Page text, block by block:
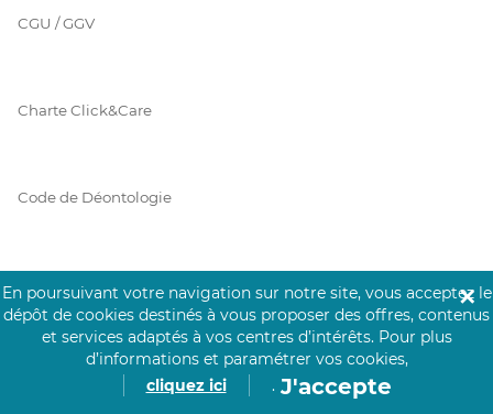
CGU / GGV
Charte Click&Care
Code de Déontologie
Mentions Légales
Prérequis Click&Care
En poursuivant votre navigation sur notre site, vous acceptez le
dépôt de cookies destinés à vous proposer des offres, contenus
et services adaptés à vos centres d’intérêts. Pour plus
d’informations et paramétrer vos cookies,
cliquez ici
. J'accepte
✕